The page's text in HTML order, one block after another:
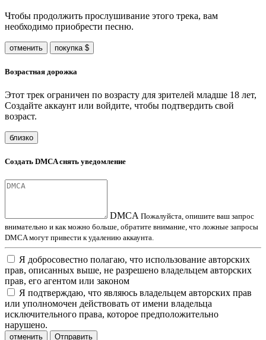
Чтобы продолжить прослушивание этого трека, вам
необходимо приобрести песню.
отменить покупка $
Возрастная дорожка
Этот трек ограничен по возрасту для зрителей младше 18 лет,
Создайте аккаунт или войдите, чтобы подтвердить свой
возраст.
близко
Создать DMCA снять уведомление
DMCA Пожалуйста, опишите ваш запрос
внимательно и как можно больше, обратите внимание, что ложные запросы
DMCA могут привести к удалению аккаунта.
Я добросовестно полагаю, что использование авторских
прав, описанных выше, не разрешено владельцем авторских
прав, его агентом или законом
Я подтверждаю, что являюсь владельцем авторских прав
или уполномочен действовать от имени владельца
исключительного права, которое предположительно
нарушено.
отменить Отправить